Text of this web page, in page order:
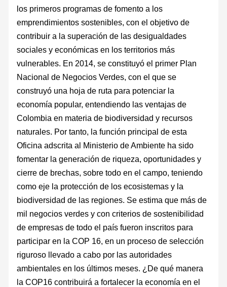
los primeros programas de fomento a los
emprendimientos sostenibles, con el objetivo de
contribuir a la superación de las desigualdades
sociales y económicas en los territorios más
vulnerables. En 2014, se constituyó el primer Plan
Nacional de Negocios Verdes, con el que se
construyó una hoja de ruta para potenciar la
economía popular, entendiendo las ventajas de
Colombia en materia de biodiversidad y recursos
naturales. Por tanto, la función principal de esta
Oficina adscrita al Ministerio de Ambiente ha sido
fomentar la generación de riqueza, oportunidades y
cierre de brechas, sobre todo en el campo, teniendo
como eje la protección de los ecosistemas y la
biodiversidad de las regiones. Se estima que más de
mil negocios verdes y con criterios de sostenibilidad
de empresas de todo el país fueron inscritos para
participar en la COP 16, en un proceso de selección
riguroso llevado a cabo por las autoridades
ambientales en los últimos meses. ¿De qué manera
la COP16 contribuirá a fortalecer la economía en el